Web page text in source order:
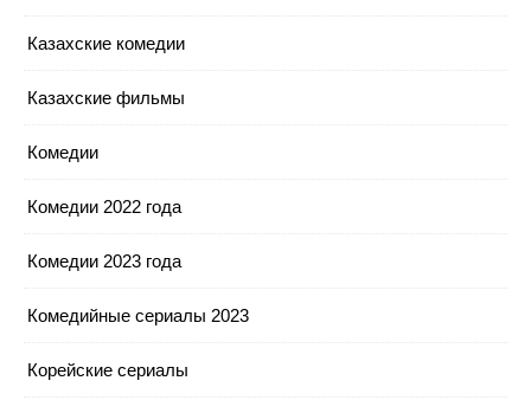
Казахские комедии
Казахские фильмы
Комедии
Комедии 2022 года
Комедии 2023 года
Комедийные сериалы 2023
Корейские сериалы